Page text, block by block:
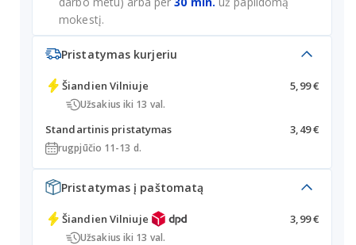
mokestį.
Pristatymas kurjeriu
Šiandien Vilniuje 5,99 €
Užsakius iki 13 val.
Standartinis pristatymas 3,49 €
rugpjūčio 11-13 d.
Pristatymas į paštomatą
Šiandien Vilniuje 3,99 €
Užsakius iki 13 val.